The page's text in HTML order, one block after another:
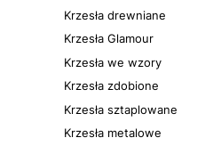
Krzesła drewniane
Krzesła Glamour
Krzesła we wzory
Krzesła zdobione
Krzesła sztaplowane
Krzesła metalowe